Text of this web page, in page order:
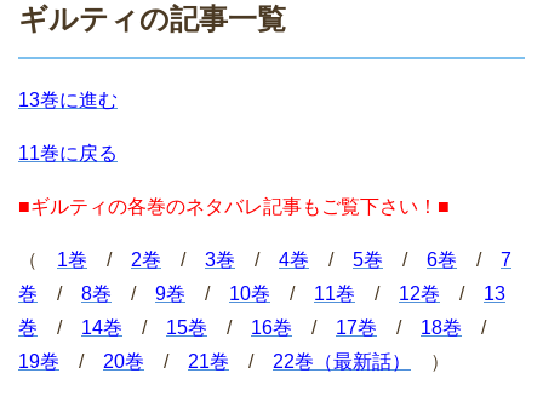
ギルティの記事一覧
13巻に進む
11巻に戻る
■ギルティの各巻のネタバレ記事もご覧下さい！■
（ 1巻 / 2巻 / 3巻 / 4巻 / 5巻 / 6巻 / 7
巻 / 8巻 / 9巻 / 10巻 / 11巻 / 12巻 / 13
巻 / 14巻 / 15巻 / 16巻 / 17巻 / 18巻 /
19巻 / 20巻 / 21巻 / 22巻（最新話） ）